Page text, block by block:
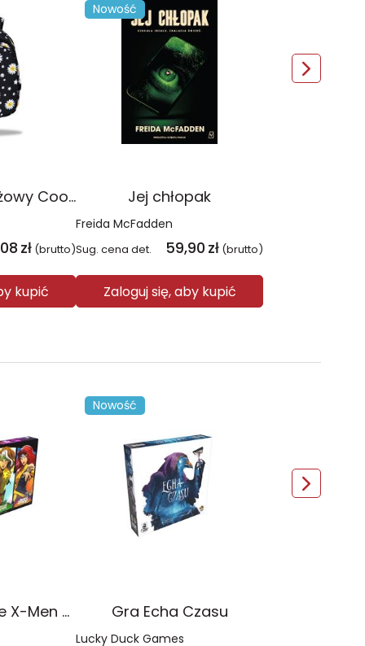
Plecak młodzieżowy Coolpack Jerry Daisy Black
zł (brutto)
kupić
Nowość
Jej chłopak
Freida McFadden
Sug. cena det. 59,90 zł (brutto)
Zaloguj się, aby kupić
Gra Dice Throne X-Men Box 2
Nowość
Gra Echa Czasu
Lucky Duck Games